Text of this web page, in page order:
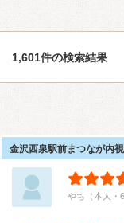
1,601件の検索結果
金沢西泉駅前まつなが内
やち（本人・